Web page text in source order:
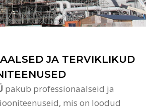
JA TERVIKLIKUD
pakub professionaalseid ja
mis on loodud